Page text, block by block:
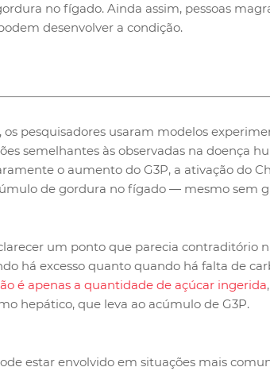
no fígado. Ainda assim, pessoas
desenvolver a condição.
os pesquisadores usaram modelos
semelhantes às observadas na doença
o aumento do G3P, a ativação do
de gordura no fígado — mesmo sem
um ponto que parecia contraditório
há excesso quanto quando há falta de
é apenas a quantidade de açúcar ingerida
hepático, que leva ao acúmulo de G3P.
estar envolvido em situações mais